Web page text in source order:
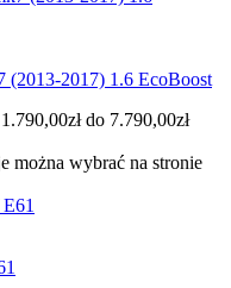
(2013-2017) 1.6 EcoBoost
do 7.790,00zł
można wybrać na stronie